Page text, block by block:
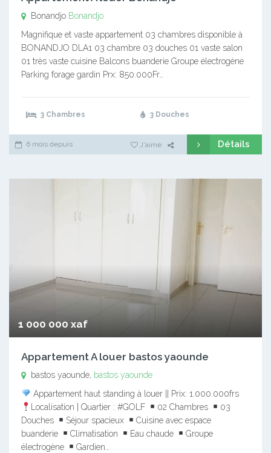
Bonandjo Bonandjo
Magnifique et vaste appartement 03 chambres disponible à
BONANDJO DLA1 03 chambre 03 douches 01 vaste salon
01 très vaste cuisine Balcons buanderie Groupe électrogène
Parking forage gardin Prx: 850.000Fr…
3 Chambres 3 Douches
6 mois depuis J'aime Détails
1 000 000 xaf
Appartement A louer bastos yaounde
bastos yaounde, bastos yaounde
Appartement haut standing à louer || Prix: 1.000.000frs
Localisation | Quartier : #GOLF
02 Chambres
03
Douches
Séjour spacieux
Cuisine avec espace
buanderie
Climatisation Eau chaude
Groupe
électrogène
Gardien…